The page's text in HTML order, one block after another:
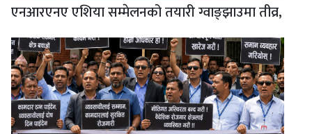
एनआरएनए एशिया सम्मेलनको तयारी ग्वाङ्झाउमा तीव्र,